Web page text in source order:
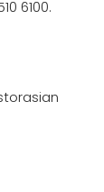
6100.